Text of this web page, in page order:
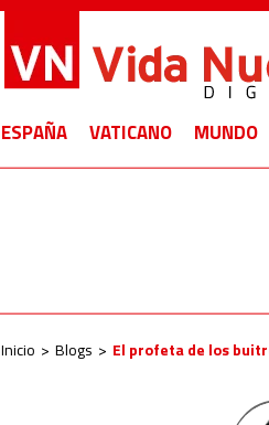
ESPAÑA VATICANO MUNDO
Inicio Blogs El profeta de los